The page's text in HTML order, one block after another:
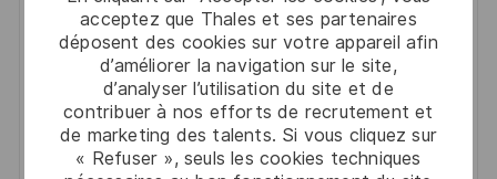
acceptez que Thales et ses partenaires
déposent des cookies sur votre appareil afin
d’améliorer la navigation sur le site,
d’analyser l’utilisation du site et de
contribuer à nos efforts de recrutement et
de marketing des talents. Si vous cliquez sur
« Refuser », seuls les cookies techniques
You'll receive updates once a week
Email
address
Required
Lire et accepter les conditions de traitement des